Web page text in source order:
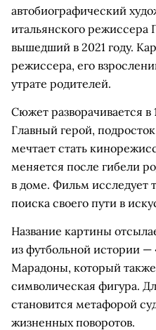
автобиографический
итальянского режиссера
вышедший в 2021 году.
режиссера, его
утрате родителей.
Сюжет разворачивается
Главный герой,
мечтает стать
меняется после гибели
в доме. Фильм исследует
поиска своего пути в
Название картины
из футбольной истории —
Марадоны, который
символическая фигура.
становится метафорой
жизненных поворотов.